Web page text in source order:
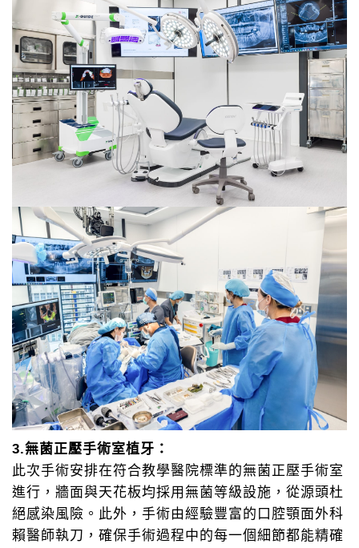
3.無菌正壓手術室植牙：
此次手術安排在符合教學醫院標準的無菌正壓手術室
進行，牆面與天花板均採用無菌等級設施，從源頭杜
絕感染風險。此外，手術由經驗豐富的口腔顎面外科
賴醫師執刀，確保手術過程中的每一個細節都能精確